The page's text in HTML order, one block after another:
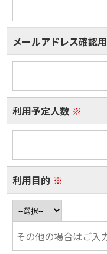
メールアドレス確認用
利用予定人数 ※
利用目的 ※